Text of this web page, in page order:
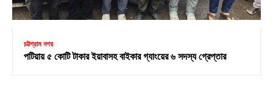
চট্টগ্রাম নগর
পটিয়ায় ৫ কোটি টাকার ইয়াবাসহ বাইকার গ্যাংয়ের ৬ সদস্য গ্রেপ্তার